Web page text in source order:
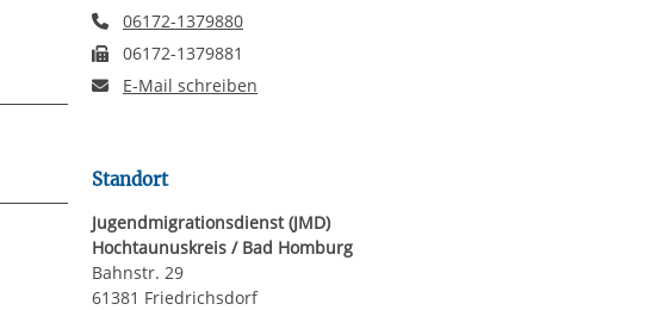
Telefonnummer
06172-1379880
Faxnummer
06172-1379881
E-Mail schreiben
Standort
Jugendmigrationsdienst (JMD)
Hochtaunuskreis / Bad Homburg
Bahnstr. 29
61381 Friedrichsdorf